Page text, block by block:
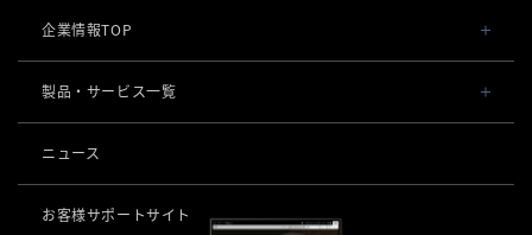
企業情報TOP
会社概要・役員一覧
社長メッセージ
製品・サービス一覧
POSレジ 他
オーダーシステム
導入事例
ニュース
お客様サポートサイト